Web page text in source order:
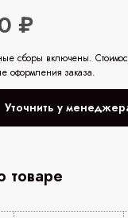
₽
сборы включены.
оформления заказа.
Уточнить у
товаре